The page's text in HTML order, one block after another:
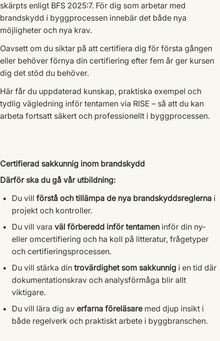
skärpts enligt BFS 2025:7. För dig som arbetar med
brandskydd i byggprocessen innebär det både nya
möjligheter och nya krav.
Oavsett om du siktar på att certifiera dig för första gången
eller behöver förnya din certifiering efter fem år ger kursen
dig det stöd du behöver.
Här får du uppdaterad kunskap, praktiska exempel och
tydlig vägledning inför tentamen via RISE – så att du kan
arbeta fortsatt säkert och professionellt i byggprocessen.
Certifierad sakkunnig inom brandskydd
Därför ska du gå vår utbildning:
Du vill förstå och tillämpa de nya brandskyddsreglerna i
projekt och kontroller.
Du vill vara väl förberedd inför tentamen inför din ny-
eller omcertifiering och ha koll på litteratur, frågetyper
och certifieringsprocessen.
Du vill stärka din trovärdighet som sakkunnig i en tid där
dokumentationskrav och analysförmåga blir allt
viktigare.
Du vill lära dig av erfarna föreläsaremed djup insikt i
både regelverk och praktiskt arbete i byggbranschen.